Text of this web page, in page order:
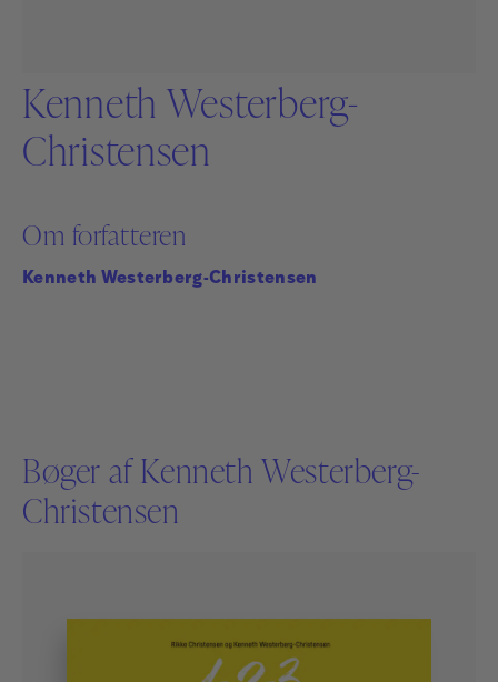
Kenneth Westerberg-
Christensen
Om forfatteren
Kenneth Westerberg-Christensen
Bøger af Kenneth Westerberg-
Christensen